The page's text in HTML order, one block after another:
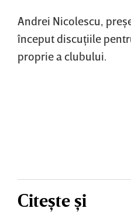
Andrei Nicolescu,
început discuţiile
proprie a clubului.
Citește și